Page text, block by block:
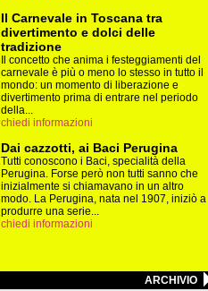
Il Carnevale in Toscana tra
divertimento e dolci delle
tradizione
Il concetto che anima i festeggiamenti del
carnevale è più o meno lo stesso in tutto il
mondo: un momento di liberazione e
divertimento prima di entrare nel periodo
della...
chiedi informazioni
Dai cazzotti, ai Baci Perugina
Tutti conoscono i Baci, specialità della
Perugina. Forse però non tutti sanno che
inizialmente si chiamavano in un altro
modo. La Perugina, nata nel 1907, iniziò a
produrre una serie...
chiedi informazioni
ARCHIVIO